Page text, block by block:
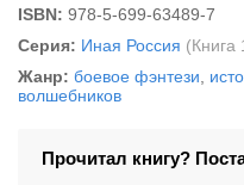
ISBN: 978-5-699-63489-7
Серия: Иная Россия (Книга
Жанр: боевое фэнтези
волшебников
Прочитал книгу?